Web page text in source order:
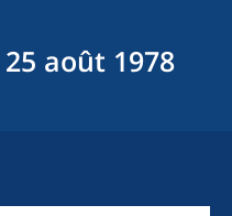
25 août 1978